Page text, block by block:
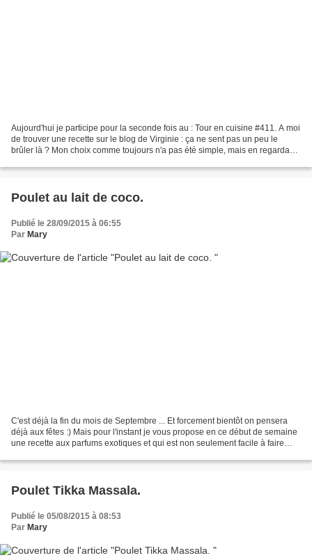
Aujourd'hui je participe pour la seconde fois au : Tour en cuisine #411. A moi
de trouver une recette sur le blog de Virginie : ça ne sent pas un peu le
brûler là ? Mon choix comme toujours n'a pas été simple, mais en regardant
Poulet au lait de coco.
Publié le 28/09/2015 à 06:55
Par Mary
C'est déjà la fin du mois de Septembre ... Et forcement bientôt on pensera
déjà aux fêtes :) Mais pour l'instant je vous propose en ce début de semaine
une recette aux parfums exotiques et qui est non seulement facile à faire
Poulet Tikka Massala.
Publié le 05/08/2015 à 08:53
Par Mary